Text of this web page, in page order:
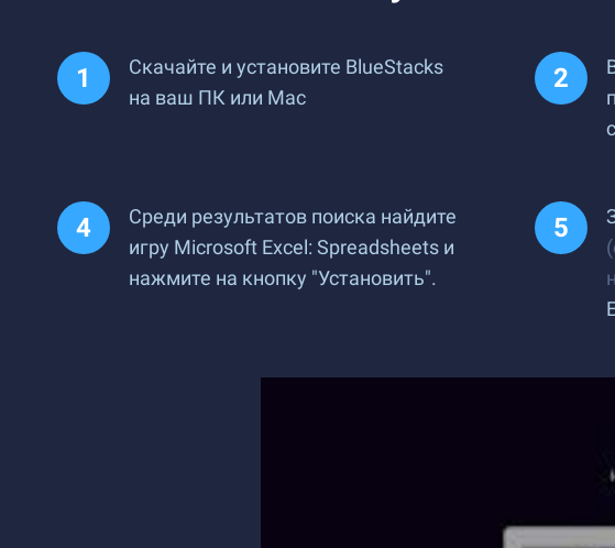
Скачайте и установите BlueStacks
на ваш ПК или Mac
Среди результатов поиска найдите
игру Microsoft Excel: Spreadsheets и
нажмите на кнопку "Установить".